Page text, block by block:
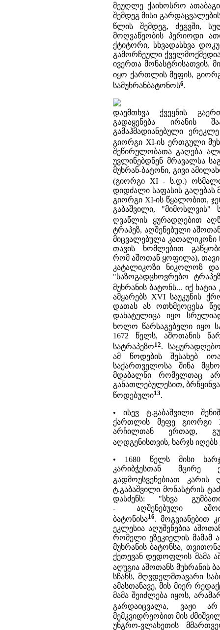
მეუღლე ქაიხოსრო
შემდეგ მისი
წლის შემდეგ, ძეგვში,
მოღვაწეობის პერიოდი
ქტიტორი, სხვადასხვა
გამორჩეული
ივერთა მონასტრისათვის.
იყო ქართლის მეფის,
სამუხრანბატონოს6.
დაემთხვა ქვეყნის
გადაყენება ირანის
გამაჰმადიანებული
გიორგი XI-ის ერთგული
შეწირულობათა გაღება
უვლინებდნენ მრავალსა
მუხრან-ბატონი, გივი
(გიორგი XI - ს.დ.)
დიდძალი საფასის გაღებას
გიორგი XI-ის წყალობით,
გაბაშვილი, "მიმოსლვის"
ღვაწლის ყურადღებით
ტრაპეზ, აღშენებული
მიცვალებულა კათალიკოზი
თავის ხომლებით
რომ აშოთან ყოფილა),
კატალიკოზი ნიკოლოზ
"საზოგადცხოვრებო
მუხრანის ბატონს... იქ
ამყარებს XVI საუკუნის
დათას ას ოთხმეოცესა
დახატულიცა იყო
ხოლო წარსაგებელი იყო
1672 წელს, აშოთანის
სატრაპეზო12.
ამ წოდების შესახებ
საქართველოსა შინა
მდაბალნი რომელთაც
განათლებულესით,
წოდებული13.
• ისევ ტ.გაბაშვილი
ქართლის მეფე გიორგი
არჩილთან ერთად,
აღდგენისთვის, ხარჯს
• 1680 წელს მისი
კარიბჭესთან მცირე
გადმოუსვენებიათ კარის
ტ.გაბაშვილი მონასტრის
დასძენს: "სხვა
- აღშენებული
ბატონისა16. მოგვიანებით
ეკლესია აღუშენებია
რომელი ეზეკიელის მამამ
მუხრანის ბატონსა,
ქეთევან დედოფლის მამა
აღუგია აშოთანს მუხრანის
სჩანს, მღვდელმთავარი
ამასთანავე, მის მიერ
მამა შეიძლება იყოს,
გარდაიცვალა, ვაჟი
მემკვიდრეობით მის
უნგრო-ვლახეთის